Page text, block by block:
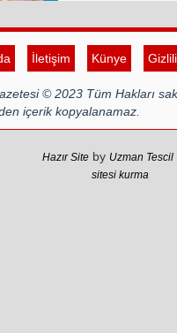
Colani’nin
Faruk eş-Şara mı?
“Ölüm Vadisi”:
İletişim Künye
© 2023 Tüm Hakları
içerik kopyalanamaz.
Hazır Site by Uzman Tescil
sitesi kurma